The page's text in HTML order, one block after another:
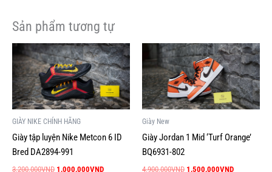
Sản phẩm tương tự
GIÀY NIKE CHÍNH HÃNG
Giày tập luyện Nike Metcon 6 ID
Bred DA2894-991
3,200,000VND
Giá
gốc
là:
3,200,000VND.
1,000,000VND
Giá
hiện
tại
là:
1,000,000VND.
phẩm
này
có
nhiều
biến
thể.
Các
tùy
Giày New
Giày Jordan 1 Mid ‘Turf Orange’
BQ6931-802
4,900,000VND
Giá
gốc
là:
4,900,000VND.
1,500,000VND
Giá
hiện
tại
là:
Sản
này
có
nhiều
biến
thể.
Các
tùy